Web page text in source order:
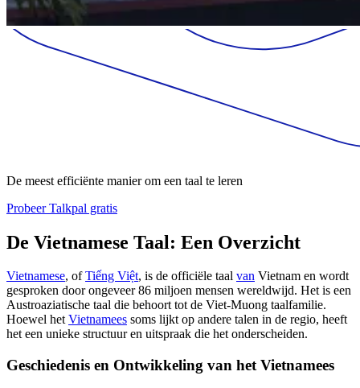
De meest efficiënte manier om een taal te leren
Probeer Talkpal gratis
De Vietnamese Taal: Een Overzicht
Vietnamese, ofTiếng Việt, is de officiële taal van Vietnam en wordt
gesproken door ongeveer 86 miljoen mensen wereldwijd. Het is een
Austroaziatische taal die behoort tot de Viet-Muong taalfamilie.
Hoewel hetVietnamees soms lijkt op andere talen in de regio, heeft
het een unieke structuur en uitspraak die het onderscheiden.
Geschiedenis en Ontwikkeling van het Vietnamees